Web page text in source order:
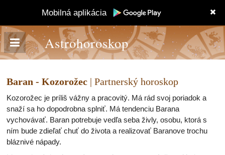
Mobilná aplikácia
Astrohoroskop
Baran - Kozorožec | Partnerský horoskop
Kozorožec je príliš vážny a pracovitý. Má rád svoj ​​poriadok a
snaží sa ho dopodrobna splniť. Má tendenciu Barana
vychovávať. Baran potrebuje vedľa seba živly, osobu, ktorá s
ním bude zdieľať chuť do života a realizovať Baranove trochu
bláznivé nápady.